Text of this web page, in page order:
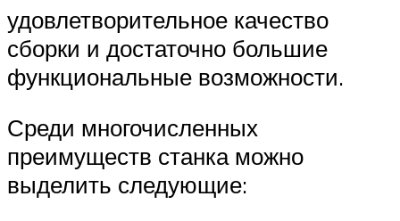
удовлетворительное качество
сборки и достаточно большие
функциональные возможности.
Среди многочисленных
преимуществ станка можно
выделить следующие: